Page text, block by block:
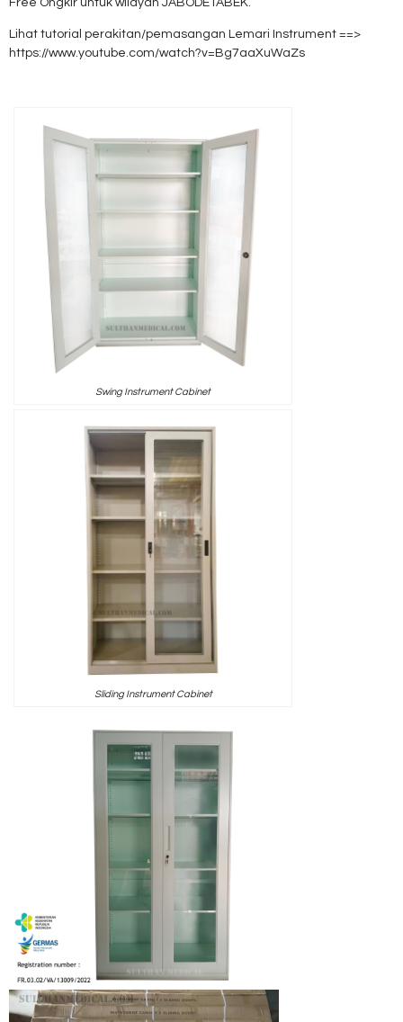
Free Ongkir untuk wilayah JABODETABEK.
Lihat tutorial perakitan/pemasangan Lemari Instrument ==>
https://www.youtube.com/watch?v=Bg7aaXuWaZs
Swing Instrument Cabinet
Sliding Instrument Cabinet